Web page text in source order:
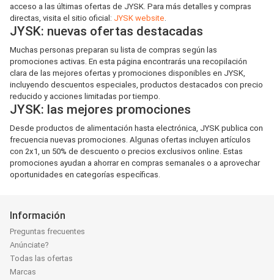
acceso a las últimas ofertas de JYSK. Para más detalles y compras
directas, visita el sitio oficial: JYSK website.
JYSK: nuevas ofertas destacadas
Muchas personas preparan su lista de compras según las
promociones activas. En esta página encontrarás una recopilación
clara de las mejores ofertas y promociones disponibles en JYSK,
incluyendo descuentos especiales, productos destacados con precio
reducido y acciones limitadas por tiempo.
JYSK: las mejores promociones
Desde productos de alimentación hasta electrónica, JYSK publica con
frecuencia nuevas promociones. Algunas ofertas incluyen artículos
con 2x1, un 50% de descuento o precios exclusivos online. Estas
promociones ayudan a ahorrar en compras semanales o a aprovechar
oportunidades en categorías específicas.
Información
Preguntas frecuentes
Anúnciate?
Todas las ofertas
Marcas